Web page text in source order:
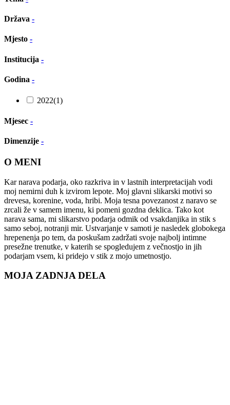
Država -
Mjesto -
Institucija -
Godina -
2022(1)
Mjesec -
Dimenzije -
O MENI
Kar narava podarja, oko razkriva in v lastnih interpretacijah vodi
moj nemirni duh k izvirom lepote. Moj glavni slikarski motivi so
drevesa, korenine, voda, hribi. Moja tesna povezanost z naravo se
zrcali že v samem imenu, ki pomeni gozdna deklica. Tako kot
narava sama, mi slikarstvo podarja odmik od vsakdanjika in stik s
samo seboj, notranji mir. Ustvarjanje v samoti je nasledek globokega
hrepenenja po tem, da poskušam zadržati svoje najbolj intimne
presežne trenutke, v katerih se spogledujem z večnostjo in jih
podarjam vsem, ki pridejo v stik z mojo umetnostjo.
MOJA ZADNJA DELA